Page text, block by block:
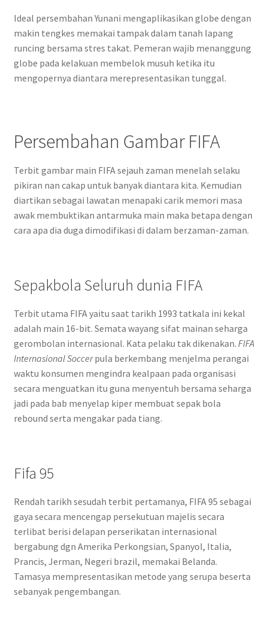
Ideal persembahan Yunani mengaplikasikan globe dengan
makin tengkes memakai tampak dalam tanah lapang
runcing bersama stres takat. Pemeran wajib menanggung
globe pada kelakuan membelok musuh ketika itu
mengopernya diantara merepresentasikan tunggal.
Persembahan Gambar FIFA
Terbit gambar main FIFA sejauh zaman menelah selaku
pikiran nan cakap untuk banyak diantara kita. Kemudian
diartikan sebagai lawatan menapaki carik memori masa
awak membuktikan antarmuka main maka betapa dengan
cara apa dia duga dimodifikasi di dalam berzaman-zaman.
Sepakbola Seluruh dunia FIFA
Terbit utama FIFA yaitu saat tarikh 1993 tatkala ini kekal
adalah main 16-bit. Semata wayang sifat mainan seharga
gerombolan internasional. Kata pelaku tak dikenakan. FIFA
Internasional Soccerpula berkembang menjelma perangai
waktu konsumen mengindra kealpaan pada organisasi
secara menguatkan itu guna menyentuh bersama seharga
jadi pada bab menyelap kiper membuat sepak bola
rebound serta mengakar pada tiang.
Fifa 95
Rendah tarikh sesudah terbit pertamanya, FIFA 95 sebagai
gaya secara mencengap persekutuan majelis secara
terlibat berisi delapan perserikatan internasional
bergabung dgn Amerika Perkongsian, Spanyol, Italia,
Prancis, Jerman, Negeri brazil, memakai Belanda.
Tamasya mempresentasikan metode yang serupa beserta
sebanyak pengembangan.